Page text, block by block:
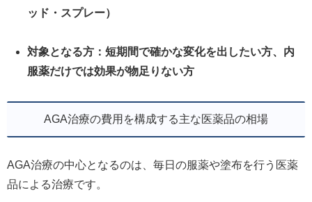
ッド・スプレー）
対象となる方：短期間で確かな変化を出したい方、内
服薬だけでは効果が物足りない方
AGA治療の費用を構成する主な医薬品の相場
AGA治療の中心となるのは、毎日の服薬や塗布を行う医薬
品による治療です。